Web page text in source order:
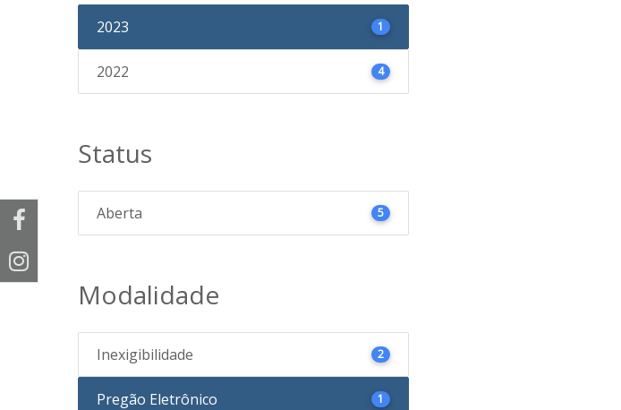
2023 1
2022 4
Status
Aberta 5
Modalidade
Inexigibilidade 2
Pregão Eletrônico 1